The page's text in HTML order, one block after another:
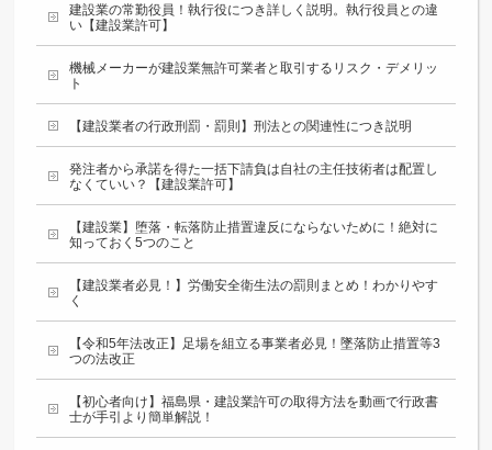
建設業の常勤役員！執行役につき詳しく説明。執行役員との違
い【建設業許可】
機械メーカーが建設業無許可業者と取引するリスク・デメリッ
ト
【建設業者の行政刑罰・罰則】刑法との関連性につき説明
発注者から承諾を得た一括下請負は自社の主任技術者は配置し
なくていい？【建設業許可】
【建設業】堕落・転落防止措置違反にならないために！絶対に
知っておく5つのこと
【建設業者必見！】労働安全衛生法の罰則まとめ！わかりやす
く
【令和5年法改正】足場を組立る事業者必見！墜落防止措置等3
つの法改正
【初心者向け】福島県・建設業許可の取得方法を動画で行政書
士が手引より簡単解説！